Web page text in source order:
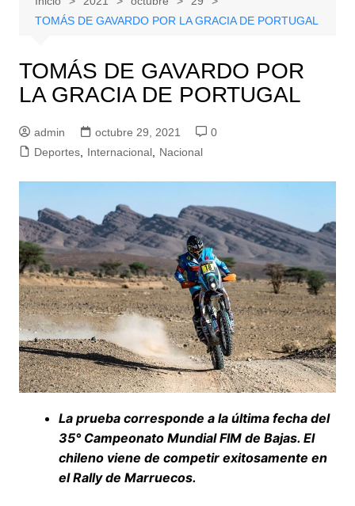
TOMÁS DE GAVARDO POR LA GRACIA DE PORTUGAL
TOMÁS DE GAVARDO POR
LA GRACIA DE PORTUGAL
admin octubre 29, 2021
0
Deportes, Internacional, Nacional
La prueba corresponde a la última fecha del
35° Campeonato Mundial FIM de Bajas. El
chileno viene de competir exitosamente en
el Rally de Marruecos.